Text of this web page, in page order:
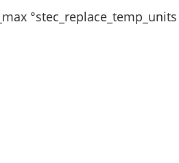
°stec_replace_temp_units